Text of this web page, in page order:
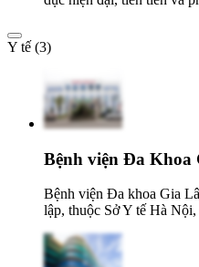
Y tế (3)
Bệnh viện Đa Khoa
Bệnh viện Đa khoa Gia
lập, thuộc Sở Y tế Hà